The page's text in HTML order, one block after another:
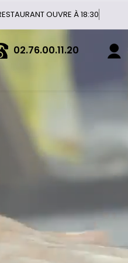
RESTAURANT
02.76.00.11.20